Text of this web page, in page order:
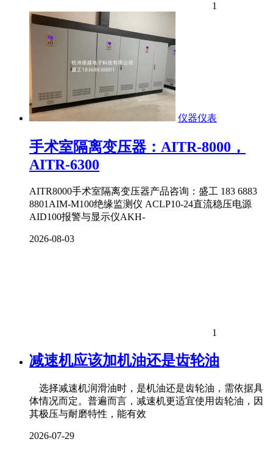
1
仪器仪表
手术室隔离变压器：AITR-8000，
AITR-6300
AITR8000手术室隔离变压器产品咨询：盛工 183 6883
8801AIM-M100绝缘监测仪​ ACLP10-24直流稳压电源​
AID100报警与显示仪​AKH-
2026-08-03
1
减速机应该加机油还是齿轮油
选择减速机润滑油时，是机油还是齿轮油，需依据具
体情况而定。普遍而言，减速机更适宜使用齿轮油，因
其极压与耐磨特性，能有效
2026-07-29